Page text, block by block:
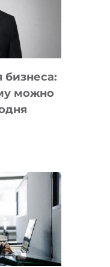
бизнеса:
можно